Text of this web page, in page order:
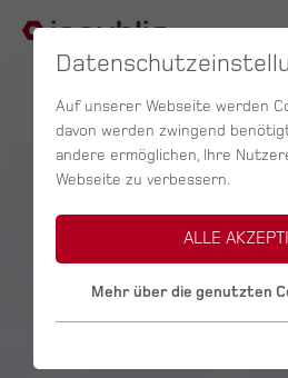
Auf unserer Webseite werden
davon werden zwingend
andere ermöglichen, Ihre
Webseite zu verbessern.
ALLE
Mehr über die genutzten